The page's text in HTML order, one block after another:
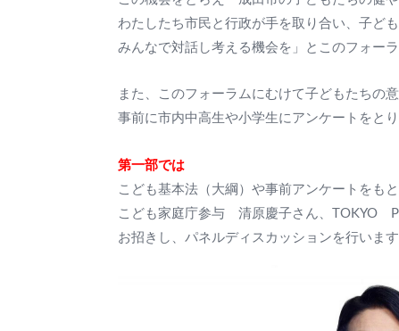
わたしたち市民と行政が手を取り合い、子ど
みんなで対話し考える機会を」とこのフォー
また、このフォーラムにむけて子どもたちの
事前に市内中高生や小学生にアンケートをとり
第一部では
こども基本法（大綱）や事前アンケートをも
こども家庭庁参与 清原慶子さん、TOKYO
お招きし、パネルディスカッションを行います